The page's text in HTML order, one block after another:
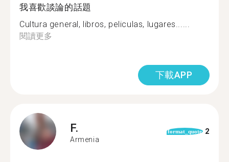
我喜歡談論的話題
Cultura general, libros, peliculas, lugares......
閱讀更多
下載APP
F.
Armenia
format_quote 2